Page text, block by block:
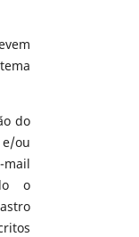
do
ou
o